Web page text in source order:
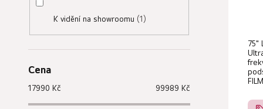
K vidění na showroomu 1
Cena
17990 Kč 99989 Kč
75"